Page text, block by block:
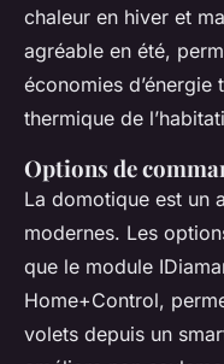
chaleur en hiver et
agréable en été,
économies
thermique de
Options de
La domotique est un
modernes. Les
que le module
Home+Control,
volets depuis un